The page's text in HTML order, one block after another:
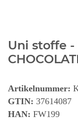
Uni stoffe -
Artikelnummer:
GTIN: 37614087
HAN: FW199